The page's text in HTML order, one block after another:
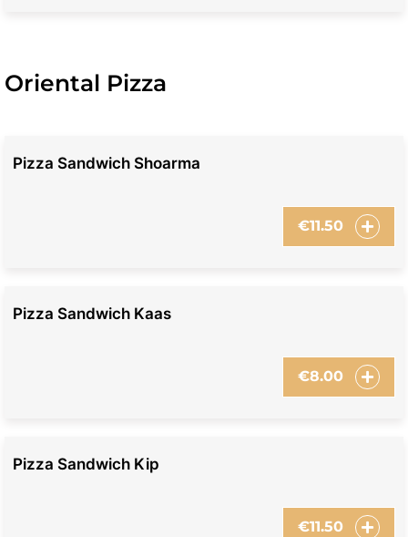
Oriental Pizza
Pizza Sandwich Shoarma
€11.50
Pizza Sandwich Kaas
€8.00
Pizza Sandwich Kip
€11.50